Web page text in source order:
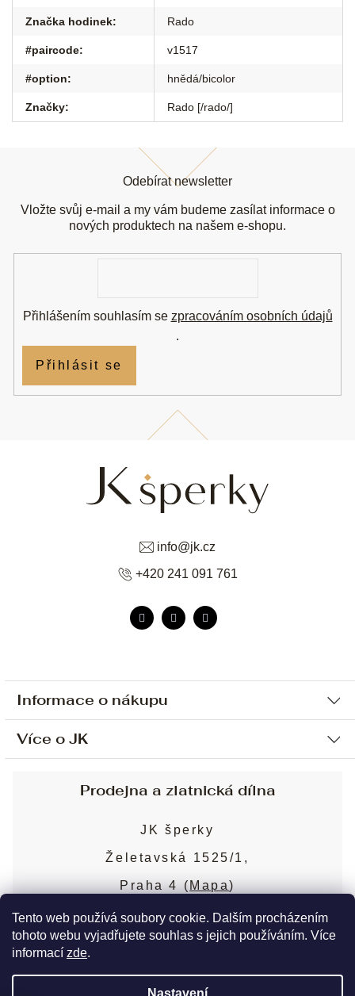
Tento web používá soubory cookie. Dalším procházením
tohoto webu vyjadřujete souhlas s jejich používáním. Více
informací zde.
Nastavení
Značka hodinek: Rado
#paircode: v1517
#option: hnědá/bicolor
Značky: Rado [/rado/]
Informace o nákupu
Ochrana osobních údajů
Sjednání osobní schůzky
Obchodní podmínky
Puncovní značky
Více o JK
Blog
Nejčastější dotazy
info@jk.cz
+420 241 091 761
Odebírat newsletter
Vložte svůj e-mail a my vám budeme zasílat informace o
nových produktech na našem e-shopu.
Přihlášením souhlasím se zpracováním osobních údajů
.
Přihlásit se
Prodejna a zlatnická dílna
JK šperky
Želetavská 1525/1,
Praha 4 ( Mapa)
Více o prodejně
Copyright 2026JK šperky. Všechna práva